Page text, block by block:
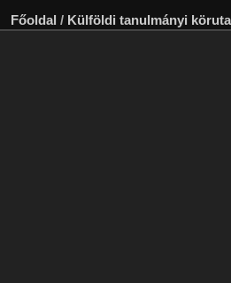
Főoldal / Külföldi tanulmányi